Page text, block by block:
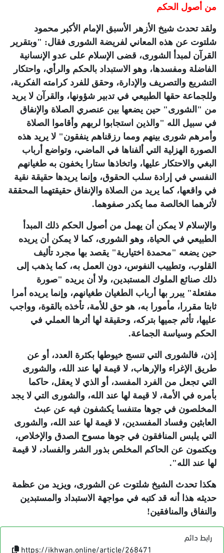
من أصول الحكم
ولقد تحدث شيخ الأزهر الأسبق الإمام الأكبر محمود
شلتوت عن هذه المعاني لفريضة الشورى فقال: "وبتقرير
القرآن لمبدأ الشورى، قضى الإسلام على عدو الإنسانية
الفاضلة ومفسدها، وهو الاستبداد بالحكم والرأي، واحتكار
التشريع والتصريف والإدارة، وحقق للفرد كرامته الفكرية،
وللجماعة حقها الطبيعي في تدبير شؤونها، والقرآن لا يريد
من "الشورى" حين يضعها بين عنصري الصلاة والإنفاق
في سبيل الله "والذين استجابوا لربهم وأقاموا الصلاة
وأمرهم شورى بينهم ومما رزقناهم ينفقون" لا يريد هذه
الصورة الهزلية التي ألفناها في الماضي، وتواضع أرباب
البغي والاحتكار عليها، واتخاذها ستارا يخفون به طغيانهم
النفسي في إرادة سلب الحقوق، وإنما يريدها حقيقة نقية
في واقعها، كما يريد من الصلاة والإنفاق حقيقتهما المحققة
لأثرهما الخالصة مما يكدر صفوهما.
والإسلام لا يمكن أن يهمل من أصول الحكم ذلك المبدأ
الطبيعي في الحياة، وهو الشورى، كما لا يمكن أن يريده
حين يضعه "محمدة اختيارية" يقصد بها مجرد تأليف
القلوب، وتطييب النفوس، دون العمل به، كما يذهب إلى
ذلك صنائع الملوك المستبدين، ولا أن يريده "صورة
مفتعلة" يبرر بها أرباب الطغيان طغيانهم، وإنما يريده أمرا
ثابتا مقررا، مأمورا به، هو حق للأمة، تأخذه بالقوة، وواجب
عليها، تأثم جميها بتركه، وحقيقة لها أثرها العملي في
الحكم وسياسة الجماعة.
إذن، فالشورى التي تنسج خيوطها بكثرة العدد، أو عن
طريق الإغراء والإرهاب، لا قيمة لها عند الله، والشورى
التي تجعل من الفرد المفسد، أو الذي لا يعقل، حاكما
بأمره في الأمة، لا قيمة لها عند الله، والشورى التي لا يجد
المخلصون في جوها متنفسا يكشفون فيه عن عبث
العابثين وفساد المفسدين، لا قيمة لها عند الله، والشورى
التي يلبس المنافقون في جوها مسوح الصدق والإخلاص،
ويكتمون عن الحاكم المخلص بذور الشر والفساد، لا قيمة
لها عند الله".
هكذا تحدث الشيخ شلتوت عن الشورى، ويزيد من عظمة
حديثه هذا أنه قد كتبه في مواجهة الاستبداد والمستبدين
والنفاق والمنافقين!
رابط دائم
https://ikhwan.online/article/268471